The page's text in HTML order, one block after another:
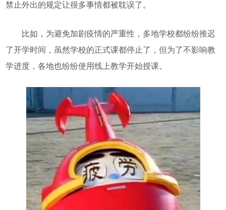
禁止外出的规定让很多事情都被耽误了。
比如，为避免加剧疫情的严重性，多地学校都纷纷推迟
了开学时间，虽然学校的正式课都停止了，但为了不影响教
学进度，各地也纷纷使用线上教学开始授课。